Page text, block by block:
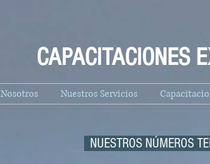
CAPACITACIONES
Nosotros Nuestros Servicios
NUESTROS NÚMEROS